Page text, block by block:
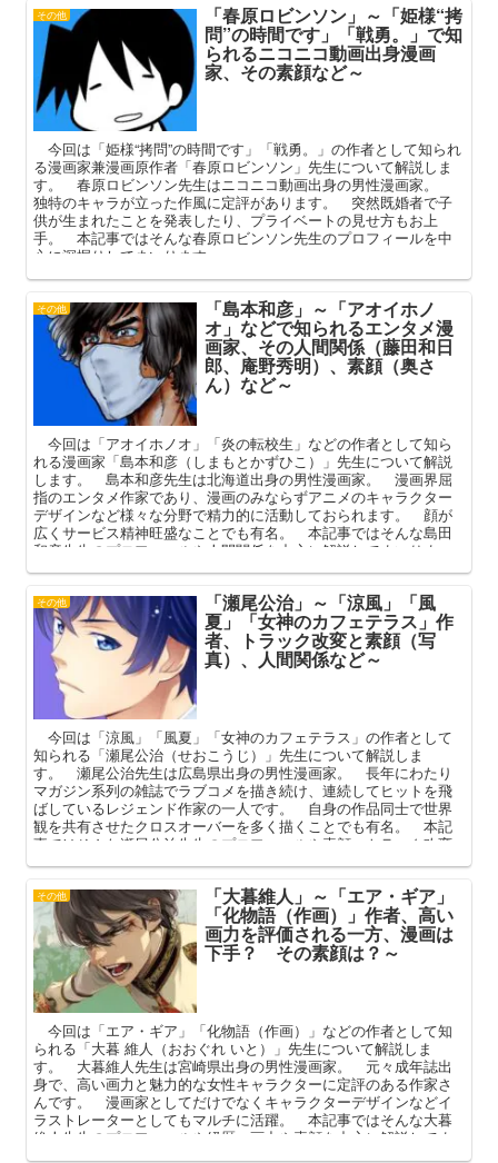
その他 「春原ロビンソン」～「姫様“拷
問”の時間です」「戦勇。」で知
られるニコニコ動画出身漫画
家、その素顔など～
今回は「姫様“拷問”の時間です」「戦勇。」の作者として知られ
る漫画家兼漫画原作者「春原ロビンソン」先生について解説しま
す。 春原ロビンソン先生はニコニコ動画出身の男性漫画家。
独特のキャラが立った作風に定評があります。 突然既婚者で子
供が生まれたことを発表したり、プライベートの見せ方もお上
手。 本記事ではそんな春原ロビンソン先生のプロフィールを中
心に深掘りしてまいります。
その他 「島本和彦」～「アオイホノ
オ」などで知られるエンタメ漫
画家、その人間関係（藤田和日
郎、庵野秀明）、素顔（奥さ
ん）など～
今回は「アオイホノオ」「炎の転校生」などの作者として知ら
れる漫画家「島本和彦（しまもとかずひこ）」先生について解説
します。 島本和彦先生は北海道出身の男性漫画家。 漫画界屈
指のエンタメ作家であり、漫画のみならずアニメのキャラクター
デザインなど様々な分野で精力的に活動しておられます。 顔が
広くサービス精神旺盛なことでも有名。 本記事ではそんな島田
和彦先生のプロフィールや人間関係を中心に解説してまいりま
その他 「瀬尾公治」～「涼風」「風
夏」「女神のカフェテラス」作
者、トラック改変と素顔（写
真）、人間関係など～
今回は「涼風」「風夏」「女神のカフェテラス」の作者として
知られる「瀬尾公治（せおこうじ）」先生について解説しま
す。 瀬尾公治先生は広島県出身の男性漫画家。 長年にわたり
マガジン系列の雑誌でラブコメを描き続け、連続してヒットを飛
ばしているレジェンド作家の一人です。 自身の作品同士で世界
観を共有させたクロスオーバーを多く描くことでも有名。 本記
事ではそんな瀬尾公治先生のプロフィールや素顔、トラック改変
その他 「大暮維人」～「エア・ギア」
「化物語（作画）」作者、高い
画力を評価される一方、漫画は
下手？ その素顔は？～
今回は「エア・ギア」「化物語（作画）」などの作者として知
られる「大暮 維人（おおぐれ いと）」先生について解説しま
す。 大暮維人先生は宮崎県出身の男性漫画家。 元々成年誌出
身で、高い画力と魅力的な女性キャラクターに定評のある作家さ
んです。 漫画家としてだけでなくキャラクターデザインなどイ
ラストレーターとしてもマルチに活躍。 本記事ではそんな大暮
維人先生のプロフィールや経歴、画力や素顔を中心に解説してま